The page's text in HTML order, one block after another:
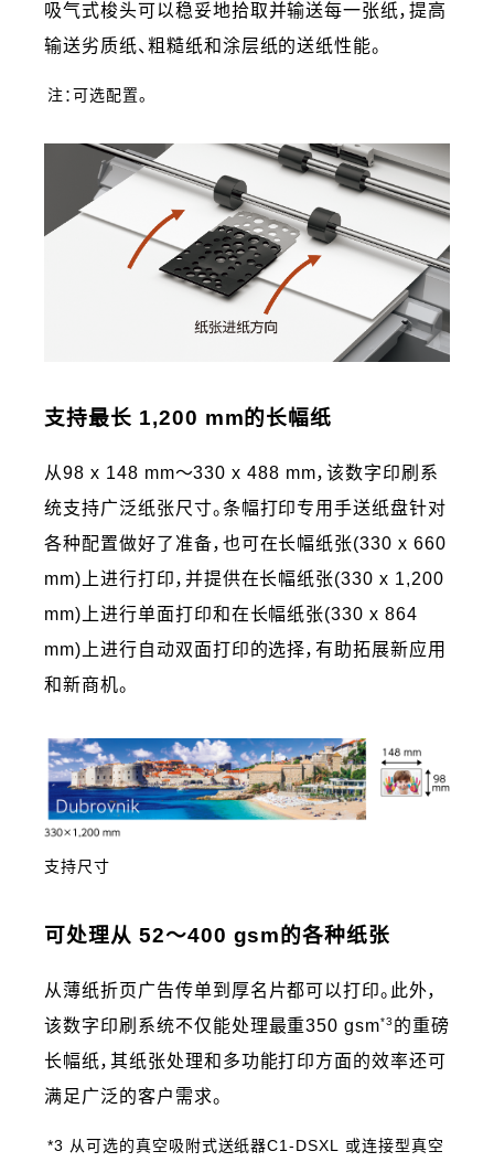
吸气式梭头可以稳妥地拾取并输送每一张纸，提高
输送劣质纸、粗糙纸和涂层纸的送纸性能。
注：可选配置。
支持最长 1,200 mm的长幅纸
从98 x 148 mm～330 x 488 mm，该数字印刷系
统支持广泛纸张尺寸。条幅打印专用手送纸盘针对
各种配置做好了准备，也可在长幅纸张(330 x 660
mm)上进行打印，并提供在长幅纸张(330 x 1,200
mm)上进行单面打印和在长幅纸张(330 x 864
mm)上进行自动双面打印的选择，有助拓展新应用
和新商机。
支持尺寸
可处理从 52～400 gsm的各种纸张
从薄纸折页广告传单到厚名片都可以打印。此外，
该数字印刷系统不仅能处理最重350 gsm*3 的重磅
长幅纸，其纸张处理和多功能打印方面的效率还可
满足广泛的客户需求。
*3 从可选的真空吸附式送纸器C1-DSXL 或连接型真空